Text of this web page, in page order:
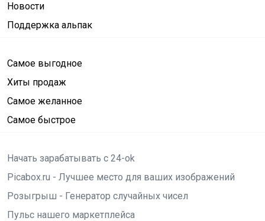
Новости
Поддержка альпак
Самое выгодное
Хиты продаж
Самое желанное
Самое быстрое
Начать зарабатывать с 24-ok
Picabox.ru - Лучшее место для ваших изображений
Розыгрыш - Генератор случайных чисел
Пульс нашего маркетплейса